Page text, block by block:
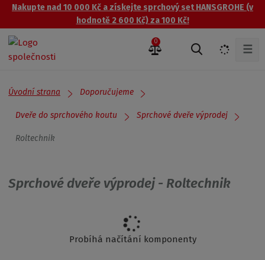
Nakupte nad 10 000 Kč a získejte sprchový set HANSGROHE (v
hodnotě 2 600 Kč) za 100 Kč!
d
0
☰
Úvodní strana Doporučujeme
Dveře do sprchového koutu Sprchové dveře výprodej
Roltechnik
Sprchové dveře výprodej - Roltechnik
Probíhá načítání komponenty